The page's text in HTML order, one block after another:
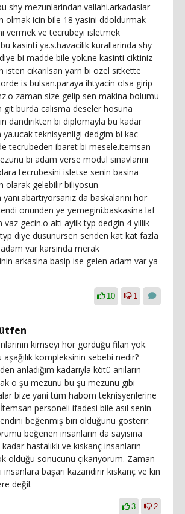
shy mezunlarindan.vallahi.arkadaslar
olmak icin bile 18 yasini ddoldurmak
vermek ve tecrubeyi isletmek
kasinti ya.s.havacilik kurallarinda shy
bi madde bile yok.ne kasinti ciktiniz
isten cikarilsan yarn bi ozel sitkette
is bulsan.paraya ihtyacin olsa girip
zaman size gelip sen makina bolumu
git burda calisma deseler hosuna
dandirikten bi diplomayla bu kadar
teknisyenligi dedgim bi kac
tecrubeden ibaret bi mesele.itemsan
bi adam verse modul sinavlarini
tecrubesini isletse senin basina
olarak gelebilir biliyosun
da baskalarini hor
onunden ye yemegini.baskasina laf
vaz gecin.o alti aylik typ dedgin 4 yillik
diye dusunursen senden kat kat fazla
var karsinda merak
arkasina basip ise gelen adam var ya
10 1
kimseyi hor gördüğü filan yok.
aşağılık kompleksinin sebebi nedir?
anladığım kadarıyla kötü anıların
o şu mezunu bu şu mezunu gibi
bize yani tüm habom teknisyenlerine
personeli ifadesi bile asıl senin
beğenmiş biri olduğunu gösterir.
beğenen insanların da sayısına
hastalıklı ve kıskanç insanların
olduğu sonucunu çıkarıyorum. Zaman
başarı kazandırır kıskanç ve kin
değil.
3 2